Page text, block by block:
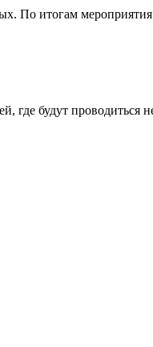
По итогам
где будут проводиться